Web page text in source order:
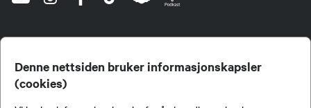
Denne nettsiden bruker informasjonskapsler
(cookies)